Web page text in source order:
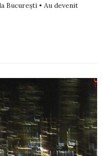
București • Au devenit